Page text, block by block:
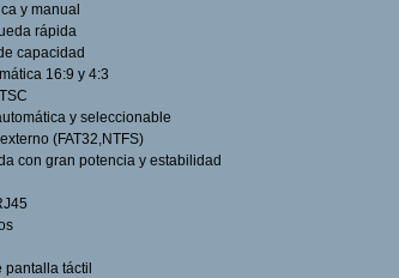
y manual
rápida
capacidad
16:9 y 4:3
y seleccionable
(FAT32,NTFS)
con gran potencia y estabilidad
táctil